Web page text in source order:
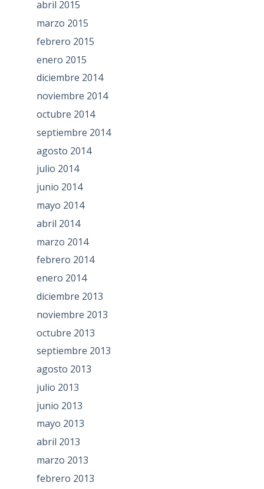
abril 2015
marzo 2015
febrero 2015
enero 2015
diciembre 2014
noviembre 2014
octubre 2014
septiembre 2014
agosto 2014
julio 2014
junio 2014
mayo 2014
abril 2014
marzo 2014
febrero 2014
enero 2014
diciembre 2013
noviembre 2013
octubre 2013
septiembre 2013
agosto 2013
julio 2013
junio 2013
mayo 2013
abril 2013
marzo 2013
febrero 2013